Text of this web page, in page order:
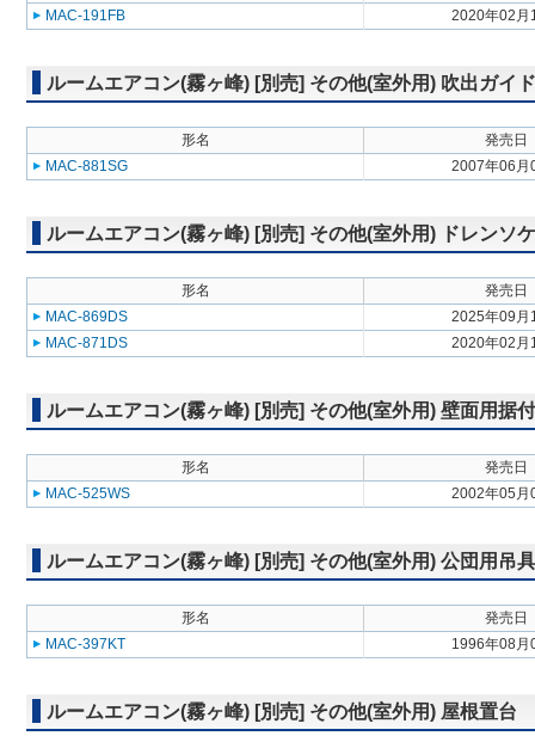
MAC-191FB
2020年02月
ルームエアコン(霧ヶ峰) [別売] その他(室外用) 吹出ガイド
形名
発売日
MAC-881SG
2007年06月
ルームエアコン(霧ヶ峰) [別売] その他(室外用) ドレンソ
形名
発売日
MAC-869DS
2025年09月
MAC-871DS
2020年02月
ルームエアコン(霧ヶ峰) [別売] その他(室外用) 壁面用据
形名
発売日
MAC-525WS
2002年05月
ルームエアコン(霧ヶ峰) [別売] その他(室外用) 公団用吊具
形名
発売日
MAC-397KT
1996年08月
ルームエアコン(霧ヶ峰) [別売] その他(室外用) 屋根置台